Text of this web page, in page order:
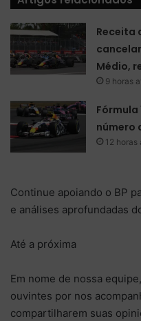
Receita
Médio,
9 horas
número
12 horas
Continue apoiando o BP
e análises aprofundadas
Até a próxima
Em nome de nossa
ouvintes por nos
compartilharem suas